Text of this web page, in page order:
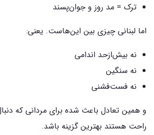
ترک = مد روز و جوان‌پسند
اما لبنانی چیزی بین این‌هاست. یعنی:
نه بیش‌ازحد اندامی
نه سنگین
نه فست‌فشنی
و همین تعادل باعث شده برای مردانی که
راحت هستند بهترین گزینه باشد.